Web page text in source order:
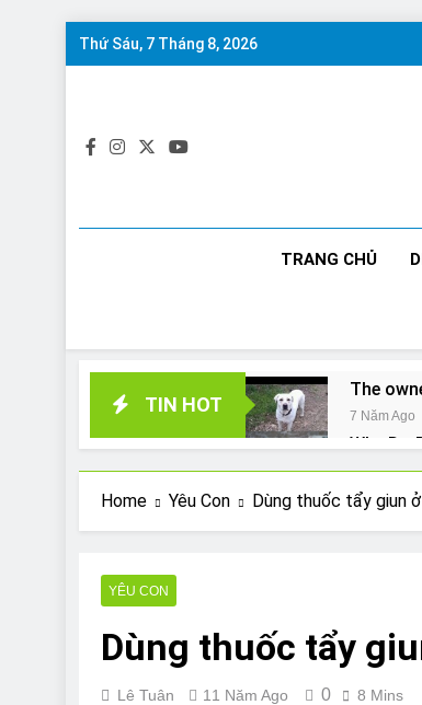
Skip
Thứ Sáu, 7 Tháng 8, 2026
TRANG CHỦ
TIN HOT
The
7 Năm Ago
Why Do
7 Năm Ago
Are
7 Năm Ago
Can
7 Năm Ago
Home Yêu Con Dùng thuốc tẩy giun
YÊU CON
Dùng thuốc tẩy
Lê Tuân 11 Năm Ago 0 8 Mins